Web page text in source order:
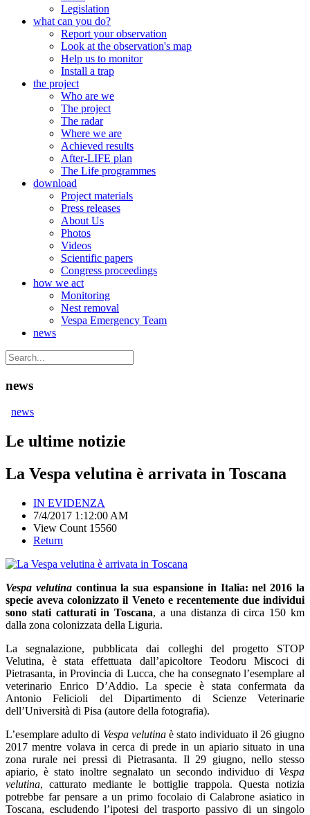
Legislation
what can you do?
Report your observation
Look at the observation's map
Help us to monitor
Install a trap
the project
Who are we
The project
The radar
Where we are
Achieved results
After-LIFE plan
The Life programmes
download
Project materials
Press releases
About Us
Photos
Videos
Scientific papers
Congress proceedings
how we act
Monitoring
Nest removal
Vespa Emergency Team
news
news
news
Le ultime notizie
La Vespa velutina è arrivata in Toscana
IN EVIDENZA
7/4/2017 1:12:00 AM
View Count 15560
Return
Vespa velutinacontinua la sua espansione in Italia: nel 2016 la
specie aveva colonizzato il Veneto e recentemente due individui
sono stati catturati in Toscana, a una distanza di circa 150 km
dalla zona colonizzata della Liguria.
La segnalazione, pubblicata dai colleghi del progetto STOP
Velutina, è stata effettuata dall’apicoltore Teodoru Miscoci di
Pietrasanta, in Provincia di Lucca, che ha consegnato l’esemplare al
veterinario Enrico D’Addio. La specie è stata confermata da
Antonio Felicioli del Dipartimento di Scienze Veterinarie
dell’Università di Pisa (autore della fotografia).
L’esemplare adulto di Vespa velutinaè stato individuato il 26 giugno
2017 mentre volava in cerca di prede in un apiario situato in una
zona rurale nei pressi di Pietrasanta. Il 29 giugno, nello stesso
apiario, è stato inoltre segnalato un secondo individuo di Vespa
velutina, catturato mediante le bottiglie trappola. Questa notizia
potrebbe far pensare a un primo focolaio di Calabrone asiatico in
Toscana, escludendo l’ipotesi del trasporto passivo di un singolo